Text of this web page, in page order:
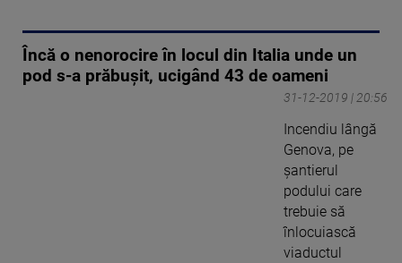
Încă o nenorocire în locul din Italia unde un
pod s-a prăbuşit, ucigând 43 de oameni
31-12-2019 | 20:56
Incendiu lângă
Genova, pe
şantierul
podului care
trebuie să
înlocuiască
viaductul